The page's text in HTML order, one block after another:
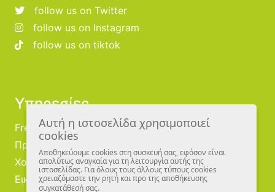
follow us on Twitter
follow us on Instagram
follow us on tiktok
Υπηρεσίες
Free Publishing
Προμηθευτές
Χονδρική
Εικονογράφοι
Αυτή η ιστοσελίδα χρησιμοποιεί
cookies
Αποθηκεύουμε cookies στη συσκευή σας, εφόσον είναι
απολύτως αναγκαία για τη λειτουργία αυτής της
ιστοσελίδας. Για όλους τους άλλους τύπους cookies
χρειαζόμαστε την ρητή και προ της αποθήκευσης
συγκατάθεσή σας.